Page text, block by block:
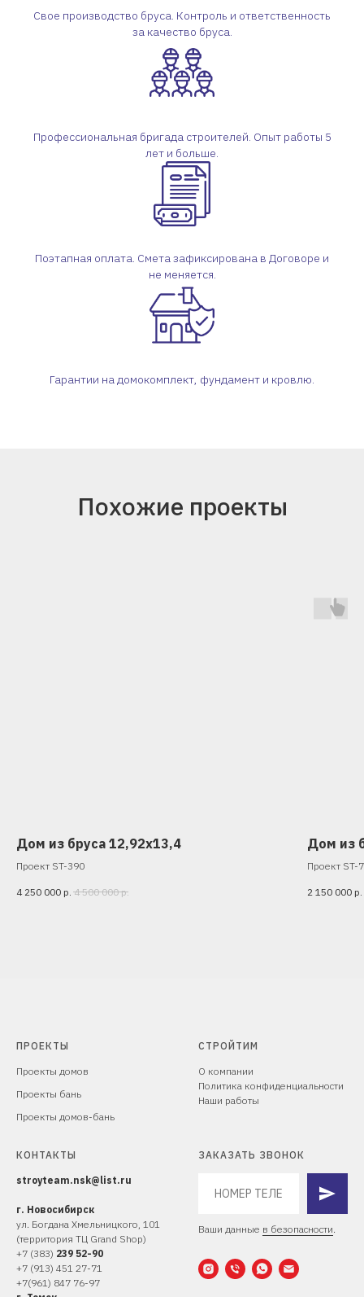
Свое производство бруса. Контроль и ответственность
за качество бруса.
Профессиональная бригада строителей. Опыт работы 5
лет и больше.
Поэтапная оплата. Смета зафиксирована в Договоре и
не меняется.
Гарантии на домокомплект, фундамент и кровлю.
Похожие проекты
Дом из бруса 12,92х13,4
Проект ST-390
4 250 000 р. 4 500 000 р.
Дом из
Проект ST-
2 150 000 р.
ПРОЕКТЫ
Проекты домов
Проекты бань
Проекты домов-бань
СТРОЙТИМ
О компании
Политика конфиденциальности
Наши работы
КОНТАКТЫ
stroyteam.nsk@list.ru
г. Новосибирск
ул. Богдана Хмельницкого, 101
(территория ТЦ Grand Shop)
+7 (383) 239 52-90
+7 (913) 451 27-71
+7(961) 847 76-97
ЗАКАЗАТЬ ЗВОНОК
Ваши данные в безопасности